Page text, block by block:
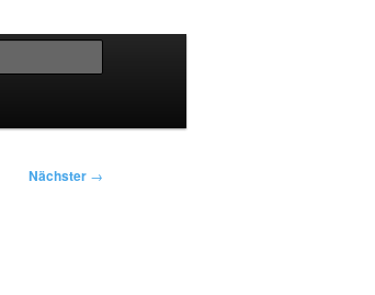
Nächster →